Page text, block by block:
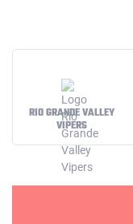
RIO GRANDE VALLEY
VIPERS